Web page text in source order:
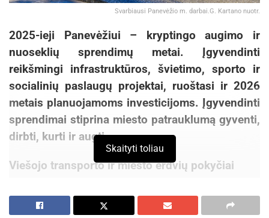
Svarbiausi Panevėžio m. darbai.G. Kartano nuotr.
2025-ieji Panevėžiui – kryptingo augimo ir
nuoseklių sprendimų metai. Įgyvendinti
reikšmingi infrastruktūros, švietimo, sporto ir
socialinių paslaugų projektai, ruoštasi ir 2026
metais planuojamoms investicijoms. Įgyvendinti
sprendimai stiprina miesto patrauklumą gyventi,
dirbti, kurti ir augti.
Viešojo transporto ir miesto erdvių pokyčiai
Pavasarį veiklą pradėjo naujoji Panevėžio
autobusų stotis – modernus viešojo transporto
Skaityti toliau